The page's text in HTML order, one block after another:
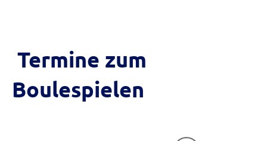
Termine zum
Boulespielen